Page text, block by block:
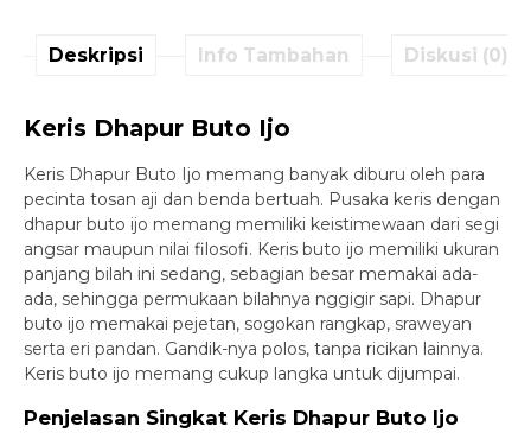
Deskripsi Info Tambahan Diskusi (0)
Keris Dhapur Buto Ijo
Keris Dhapur Buto Ijo memang banyak diburu oleh para
pecinta tosan aji dan benda bertuah. Pusaka keris dengan
dhapur buto ijo memang memiliki keistimewaan dari segi
angsar maupun nilai filosofi. Keris buto ijo memiliki ukuran
panjang bilah ini sedang, sebagian besar memakai ada-
ada, sehingga permukaan bilahnya nggigir sapi. Dhapur
buto ijo memakai pejetan, sogokan rangkap, sraweyan
serta eri pandan. Gandik-nya polos, tanpa ricikan lainnya.
Keris buto ijo memang cukup langka untuk dijumpai.
Penjelasan Singkat Keris Dhapur Buto Ijo